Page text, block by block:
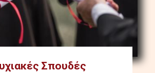
Σπουδές